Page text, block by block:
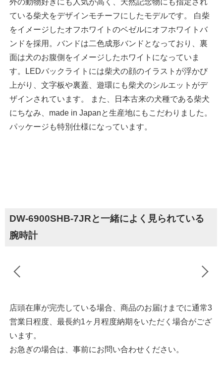
ている柴犬をデザインモチーフにしたモデルです。 白柴
をイメージしたオフホワイトのベゼルにオフホワイトバ
ンドを採用。バンドは二色成形バンドとなっており、裏
面は犬のお腹側をイメージしたホワイトになっていま
す。LEDバックライトには柴犬の顔のイラストが浮かび
上がり、文字板や裏蓋、遊環にも柴犬のシルエットがデ
ザインされています。 また、日本古来の犬種である柴犬
にちなみ、made in Japanと生産地にもこだわりました。
パッケージも特別仕様になっています。
DW-6900SHB-7JRと一緒によく見られている
腕時計
店頭在庫が完売している場合、商品のお届けまでに通常3
営業日程度、最長約1ヶ月程度納期をいただく場合がござ
います。
お急ぎの場合は、事前にお問い合わせください。